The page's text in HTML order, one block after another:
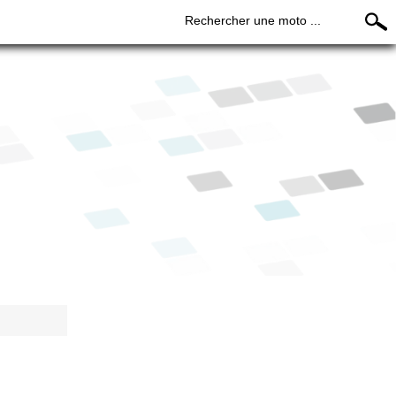
Rechercher une moto ...